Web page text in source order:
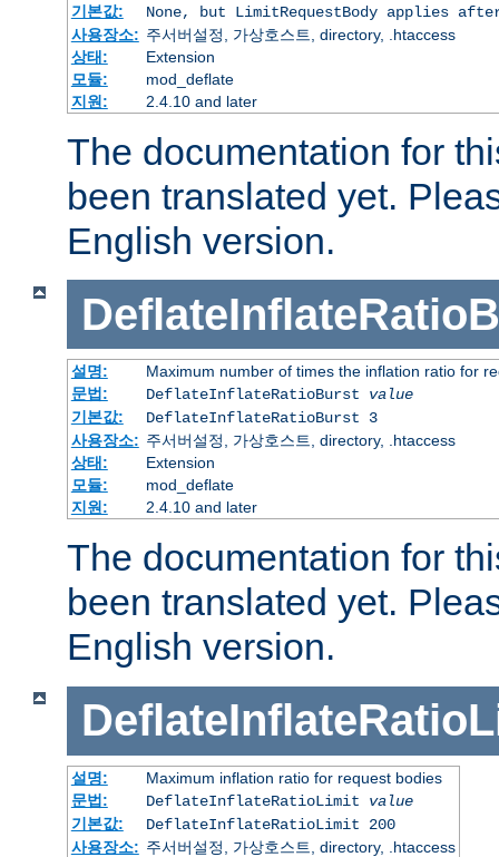
기본값:
None, but LimitRequestBody applies
사용장소: 주서버설정, 가상호스트, directory, .htaccess
상태:
Extension
모듈:
mod_deflate
지원:
2.4.10 and later
The documentation for
been translated yet.
English version.
설명:
Maximum number of times the inflation ratio for
문법:
DeflateInflateRatioBurst value
기본값:
DeflateInflateRatioBurst 3
사용장소: 주서버설정, 가상호스트, directory, .htaccess
상태:
Extension
모듈:
mod_deflate
지원:
2.4.10 and later
The documentation for
been translated yet.
English version.
설명:
Maximum inflation ratio for request bodies
문법:
DeflateInflateRatioLimit value
기본값:
DeflateInflateRatioLimit 200
사용장소: 주서버설정, 가상호스트, directory, .htaccess